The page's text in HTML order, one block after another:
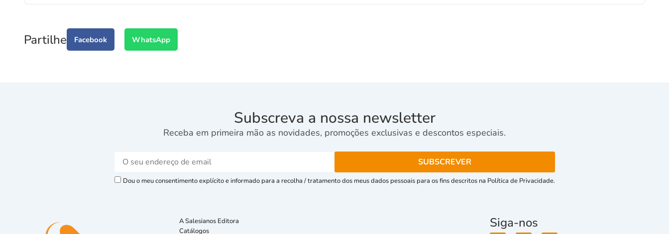
Partilhe Facebook WhatsApp
Subscreva a nossa newsletter
Receba em primeira mão as novidades, promoções exclusivas e descontos especiais.
Dou o meu consentimento explícito e informado para a recolha / tratamento dos meus dados pessoais para os fins descritos na Política de Privacidade.
A Salesianos Editora
Catálogos
Siga-nos